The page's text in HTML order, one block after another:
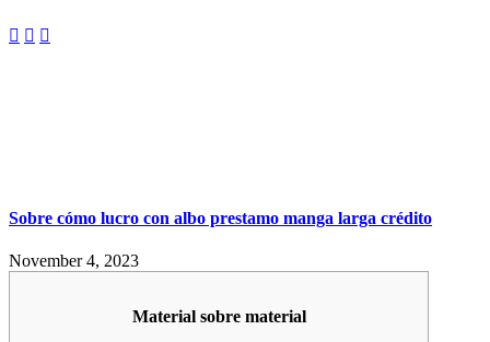
  
Sobre cómo lucro con albo prestamo manga larga crédito
November 4, 2023
Material sobre material